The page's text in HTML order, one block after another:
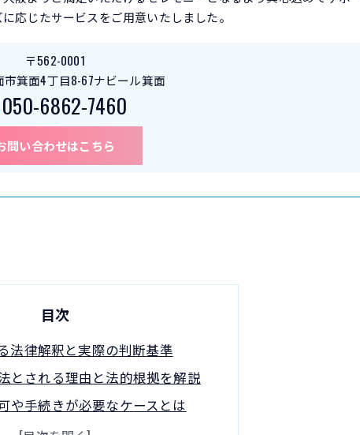
応じたサービスをご用意いたしました。
〒562-0001
市箕面4丁目8-67ナビール箕面
050-6862-7460
問い合わせはこちら
目次
法律解釈と実際の判断基準
とされる理由と法的根拠を解説
や手続きが必要なケースとは